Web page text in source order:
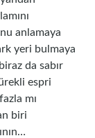
anlamaya
yeri bulmaya
da sabır
espri
mı
biri